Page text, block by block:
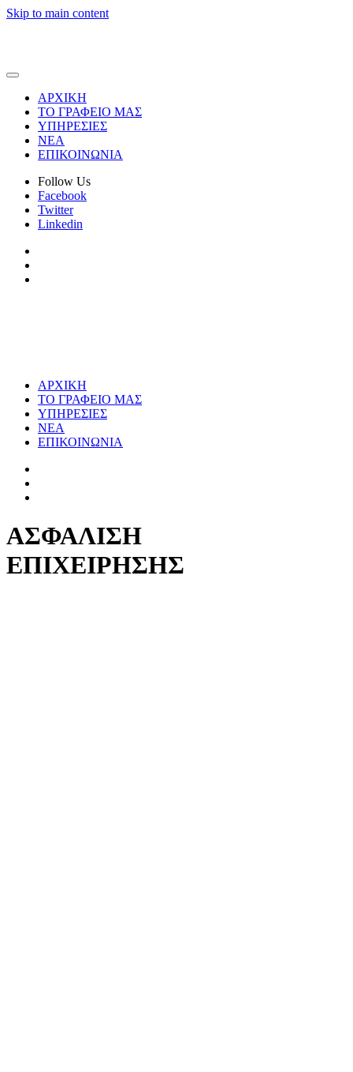
Skip to main content
ΑΡΧΙΚΗ
ΤΟ ΓΡΑΦΕΙΟ ΜΑΣ
ΥΠΗΡΕΣΙΕΣ
ΝΕΑ
ΕΠΙΚΟΙΝΩΝΙΑ
Follow Us
Facebook
Twitter
Linkedin
ΑΡΧΙΚΗ
ΤΟ ΓΡΑΦΕΙΟ ΜΑΣ
ΥΠΗΡΕΣΙΕΣ
ΝΕΑ
ΕΠΙΚΟΙΝΩΝΙΑ
ΑΣΦΑΛΙΣΗ
ΕΠΙΧΕΙΡΗΣΗΣ